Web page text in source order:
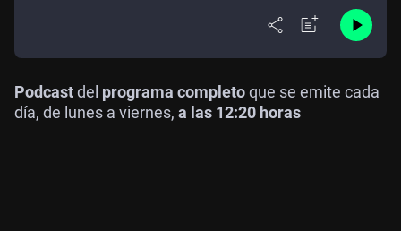
Podcastdel programa completoque se emite cada
día, de lunes a viernes, a las 12:20 horas